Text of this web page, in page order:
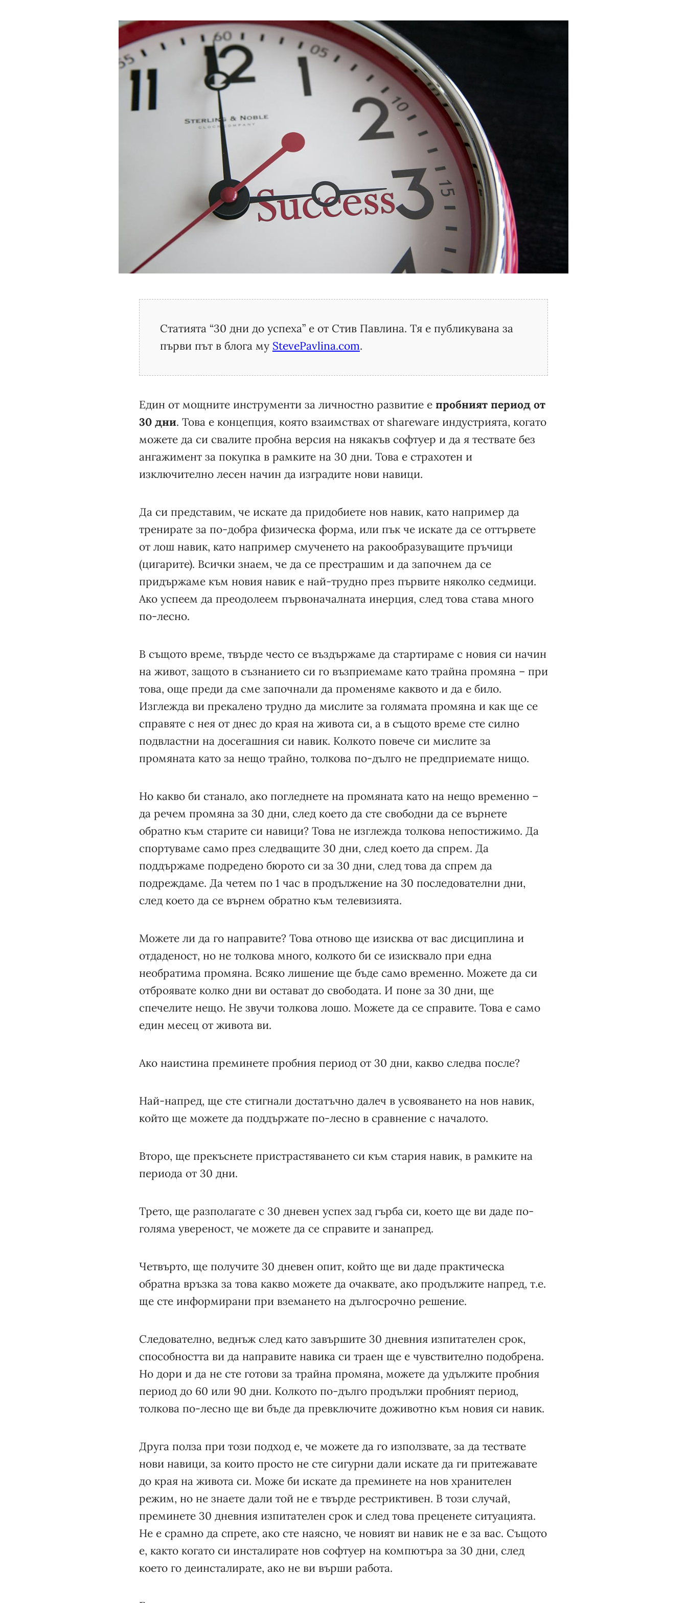
Статията “30 дни до успеха” е от Стив Павлина. Тя е публикувана за
първи път в блога му StevePavlina.com.
Един от мощните инструменти за личностно развитие е пробният период от
30 дни. Това е концепция, която взаимствах от shareware индустрията, когато
можете да си свалите пробна версия на някакъв софтуер и да я тествате без
ангажимент за покупка в рамките на 30 дни. Това е страхотен и
изключително лесен начин да изградите нови навици.
Да си представим, че искате да придобиете нов навик, като например да
тренирате за по-добра физическа форма, или пък че искате да се оттървете
от лош навик, като например смученето на ракообразуващите пръчици
(цигарите). Всички знаем, че да се престрашим и да започнем да се
придържаме към новия навик е най-трудно през първите няколко седмици.
Ако успеем да преодолеем първоначалната инерция, след това става много
по-лесно.
В същото време, твърде често се въздържаме да стартираме с новия си начин
на живот, защото в съзнанието си го възприемаме като трайна промяна – при
това, още преди да сме започнали да променяме каквото и да е било.
Изглежда ви прекалено трудно да мислите за голямата промяна и как ще се
справяте с нея от днес до края на живота си, а в същото време сте силно
подвластни на досегашния си навик. Колкото повече си мислите за
промяната като за нещо трайно, толкова по-дълго не предприемате нищо.
Но какво би станало, ако погледнете на промяната като на нещо временно –
да речем промяна за 30 дни, след което да сте свободни да се върнете
обратно към старите си навици? Това не изглежда толкова непостижимо. Да
спортуваме само през следващите 30 дни, след което да спрем. Да
поддържаме подредено бюрото си за 30 дни, след това да спрем да
подреждаме. Да четем по 1 час в продължение на 30 последователни дни,
след което да се върнем обратно към телевизията.
Можете ли да го направите? Това отново ще изисква от вас дисциплина и
отдаденост, но не толкова много, колкото би се изисквало при една
необратима промяна. Всяко лишение ще бъде само временно. Можете да си
отброявате колко дни ви остават до свободата. И поне за 30 дни, ще
спечелите нещо. Не звучи толкова лошо. Можете да се справите. Това е само
един месец от живота ви.
Ако наистина преминете пробния период от 30 дни, какво следва после?
Най-напред, ще сте стигнали достатъчно далеч в усвояването на нов навик,
който ще можете да поддържате по-лесно в сравнение с началото.
Второ, ще прекъснете пристрастяването си към стария навик, в рамките на
периода от 30 дни.
Трето, ще разполагате с 30 дневен успех зад гърба си, което ще ви даде по-
голяма увереност, че можете да се справите и занапред.
Четвърто, ще получите 30 дневен опит, който ще ви даде практическа
обратна връзка за това какво можете да очаквате, ако продължите напред, т.е.
ще сте информирани при вземането на дългосрочно решение.
Следователно, веднъж след като завършите 30 дневния изпитателен срок,
способността ви да направите навика си траен ще е чувствително подобрена.
Но дори и да не сте готови за трайна промяна, можете да удължите пробния
период до 60 или 90 дни. Колкото по-дълго продължи пробният период,
толкова по-лесно ще ви бъде да превключите доживотно към новия си навик.
Друга полза при този подход е, че можете да го използвате, за да тествате
нови навици, за които просто не сте сигурни дали искате да ги притежавате
до края на живота си. Може би искате да преминете на нов хранителен
режим, но не знаете дали той не е твърде рестриктивен. В този случай,
преминете 30 дневния изпитателен срок и след това преценете ситуацията.
Не е срамно да спрете, ако сте наясно, че новият ви навик не е за вас. Същото
е, както когато си инсталирате нов софтуер на компютъра за 30 дни, след
което го деинсталирате, ако не ви върши работа.